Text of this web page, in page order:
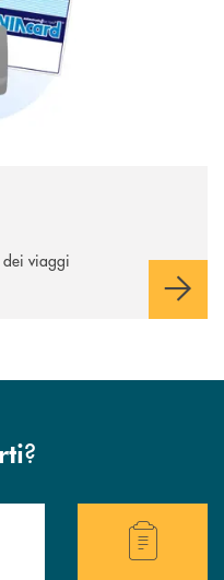
dei viaggi
?
Bcc.
di assistenza immediata?
Hai bisogno di